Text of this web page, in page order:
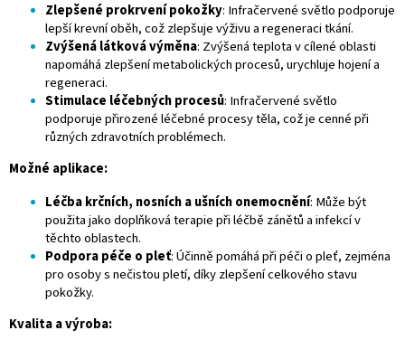
Zlepšené prokrvení pokožky: Infračervené světlo podporuje
lepší krevní oběh, což zlepšuje výživu a regeneraci tkání.
Zvýšená látková výměna: Zvýšená teplota v cílené oblasti
napomáhá zlepšení metabolických procesů, urychluje hojení a
regeneraci.
Stimulace léčebných procesů: Infračervené světlo
podporuje přirozené léčebné procesy těla, což je cenné při
různých zdravotních problémech.
Možné aplikace:
Léčba krčních, nosních a ušních onemocnění: Může být
použita jako doplňková terapie při léčbě zánětů a infekcí v
těchto oblastech.
Podpora péče o pleť: Účinně pomáhá při péči o pleť, zejména
pro osoby s nečistou pletí, díky zlepšení celkového stavu
pokožky.
Kvalita a výroba: